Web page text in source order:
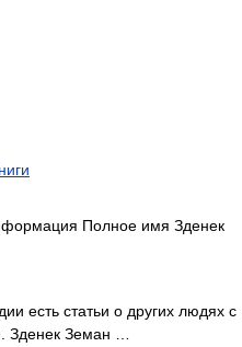
Полное имя Зденек
есть статьи о других людях с
Зденек Земан …